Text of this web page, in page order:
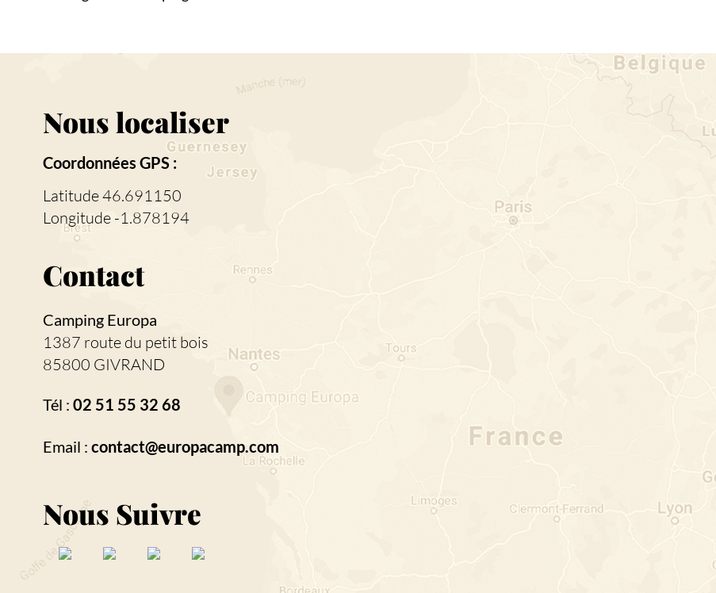
Nous localiser
Coordonnées GPS :
Latitude 46.691150
Longitude -1.878194
Contact
Camping Europa
1387 route du petit bois
85800 GIVRAND
Tél : 02 51 55 32 68
Email : contact@europacamp.com
Nous Suivre